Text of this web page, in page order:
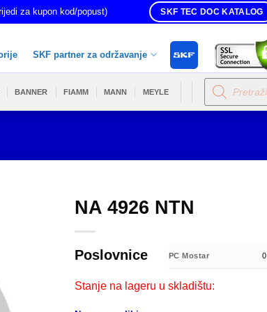
za kupon kod/popust) SKF TEC DOC KATALOG
SKF partner za održavanje
BANNER FIAMM MANN MEYLE
Products
search
NA 4926 NTN
Poslovnice PC Mostar 0
Stanje na lageru u skladištu: